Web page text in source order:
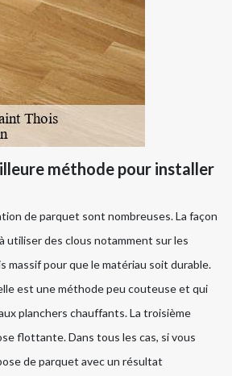
méthode pour installer
de parquet sont nombreuses. La façon
utiliser des clous notamment sur les
massif pour que le matériau soit durable.
est une méthode peu couteuse et qui
planchers chauffants. La troisième
flottante. Dans tous les cas, si vous
de parquet avec un résultat